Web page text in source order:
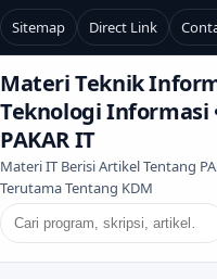
Sitemap Direct Link
Materi Teknik
Teknologi Informasi
PAKAR IT
Materi IT Berisi Artikel Tentang
Terutama Tentang KDM